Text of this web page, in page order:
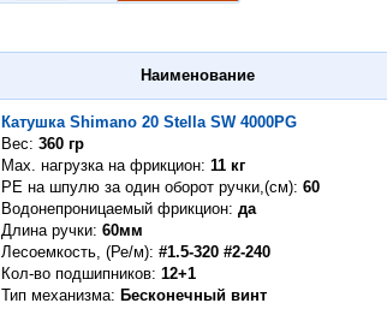
Наименование
Катушка Shimano 20 Stella SW 4000PG
Вес
360 гр
Max. нагрузка на фрикцион 11 кг
PE на шпулю за один оборот ручки,(см) 60
Водонепроницаемый фрикцион да
Длина ручки 60мм
Лесоемкость, (Ре/м) #1.5-320 #2-240
Кол-во подшипников 12+1
Тип механизма
Бесконечный винт